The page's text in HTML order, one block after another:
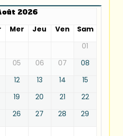
2026
Mer Jeu Ven
Sam
01
05 06 07
08
12 13 14
15
19 20 21
22
26 27 28
29